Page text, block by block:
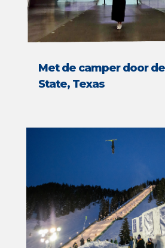
Met de camper door
State, Texas